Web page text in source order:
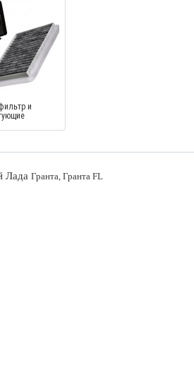
и
Лада Гранта, Гранта FL